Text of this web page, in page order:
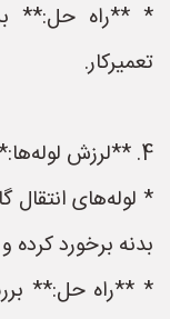
* **راه حل:**
تعمیرکار.
* لوله‌های
بدنه برخورد کرده
* **راه حل:**